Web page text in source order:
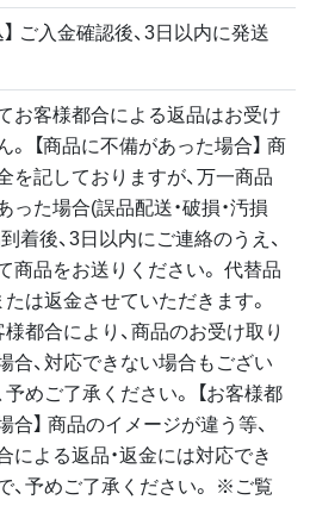
】 ご入金確認後、3日以内に発送
お客様都合による返品はお受け
。 【商品に不備があった場合】 商
を記しておりますが、万一商品
った場合(誤品配送・破損・汚損
着後、3日以内にご連絡のうえ、
商品をお送りください。 代替品
たは返金させていただきます。
様都合により、商品のお受け取り
合、対応できない場合もござい
予めご了承ください。 【お客様都
合】 商品のイメージが違う等、
による返品・返金には対応でき
、予めご了承ください。 ※ご覧